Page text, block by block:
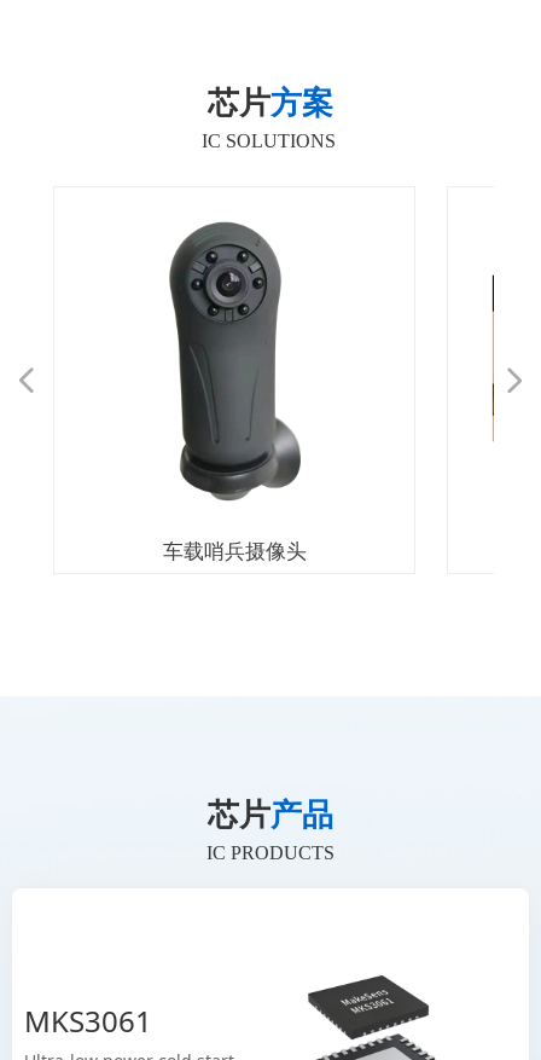
芯片产品
IC PRODUCTS
MKS3061
车载哨兵摄像头
넳 넲
芯片方案
IC SOLUTIONS